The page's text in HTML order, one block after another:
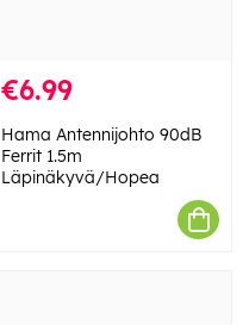
€6.99
Hama Antennijohto 90dB
Ferrit 1.5m
Läpinäkyvä/Hopea